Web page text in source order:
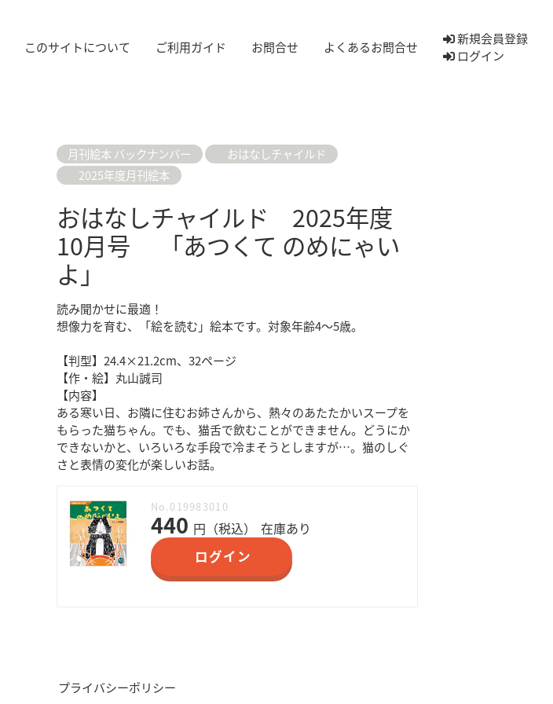
このサイトについて ご利用ガイド お問合せ よくあるお問合せ
新規会員登録
ログイン
月刊絵本 バックナンバー
おはなしチャイルド
2025年度月刊絵本
おはなしチャイルド 2025年度
10月号 「あつくて のめにゃい
よ」
読み聞かせに最適！
想像力を育む、「絵を読む」絵本です。対象年齢4～5歳。
【判型】24.4×21.2cm、32ページ
【作・絵】丸山誠司
【内容】
ある寒い日、お隣に住むお姉さんから、熱々のあたたかいスープを
もらった猫ちゃん。でも、猫舌で飲むことができません。どうにか
できないかと、いろいろな手段で冷まそうとしますが…。猫のしぐ
さと表情の変化が楽しいお話。
No.019983010
440 円（税込）
在庫あり
ログイン
プライバシーポリシー